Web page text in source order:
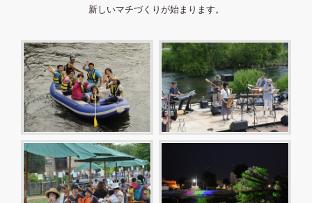
新しいマチづくりが始まります。